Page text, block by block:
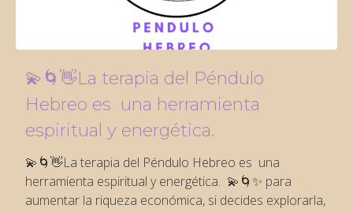
💫🌀👋La terapia del Péndulo
Hebreo es una herramienta
espiritual y energética.
💫🌀👋La terapia del Péndulo Hebreo es una
herramienta espiritual y energética. 💫🌀✨ para
aumentar la riqueza económica, si decides explorarla,